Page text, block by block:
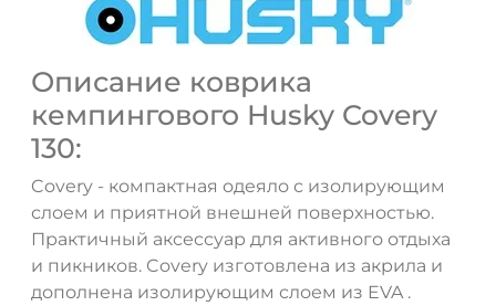
Описание коврика
кемпингового Husky Covery
130:
Covery - компактная одеяло с изолирующим
слоем и приятной внешней поверхностью.
Практичный аксессуар для активного отдыха
и пикников. Covery изготовлена из акрила и
дополнена изолирующим слоем из EVA .
ДА НЕТ